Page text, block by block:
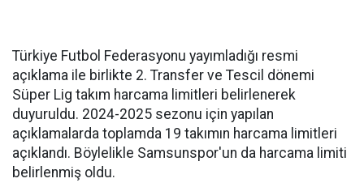
Türkiye Futbol Federasyonu yayımladığı resmi
açıklama ile birlikte 2. Transfer ve Tescil dönemi
Süper Lig takım harcama limitleri belirlenerek
duyuruldu. 2024-2025 sezonu için yapılan
açıklamalarda toplamda 19 takımın harcama limitleri
açıklandı. Böylelikle Samsunspor'un da harcama limiti
belirlenmiş oldu.